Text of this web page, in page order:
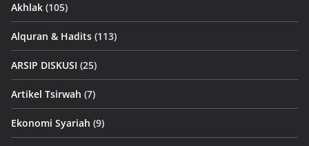
Akhlak (105)
Alquran & Hadits (113)
ARSIP DISKUSI (25)
Artikel Tsirwah (7)
Ekonomi Syariah (9)